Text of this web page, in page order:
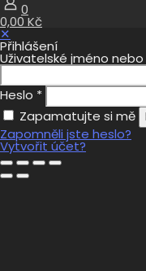
0
0,00 Kč
✕
Přihlášení
Uživatelské jméno
Heslo *
Zapamatujte si mě
Zapomněli jste heslo?
Vytvořit účet?